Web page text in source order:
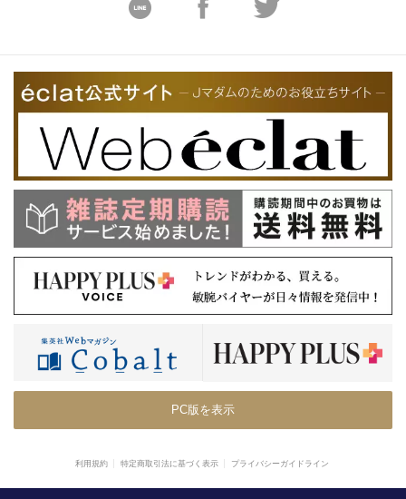
PC版を表示
利用規約 特定商取引法に基づく表示 プライバシーガイドライン